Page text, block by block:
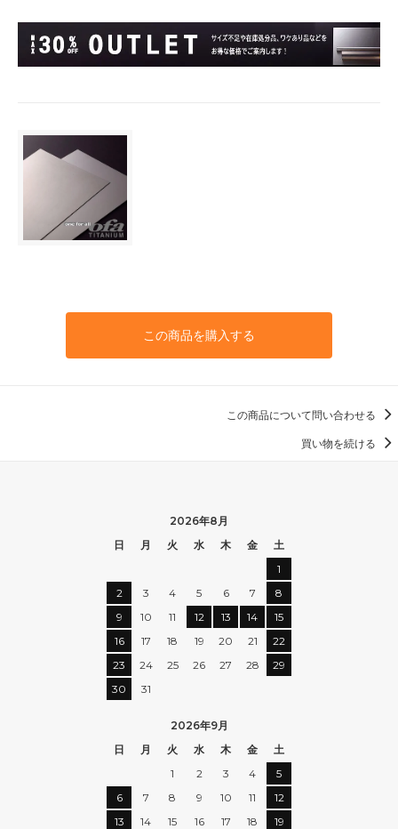
この商品を購入する
この商品について問い合わせる
買い物を続ける
2026年8月
日
月 火 水 木 金
土
1
2
3 4 5 6 7
8
9
10 11 12 13 14
15
16
17 18 19 20 21
22
23
24 25 26 27 28
29
30
31
2026年9月
日
月 火 水 木 金
土
1
2 3 4
5
6
7 8 9 10 11
12
13
14 15 16 17 18
19